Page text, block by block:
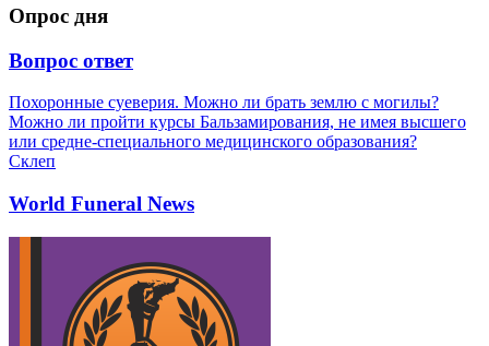
Опрос дня
Вопрос ответ
Похоронные суеверия. Можно ли брать землю с могилы?
Можно ли пройти курсы Бальзамирования, не имея высшего
или средне-специального медицинского образования?
Склеп
World Funeral News